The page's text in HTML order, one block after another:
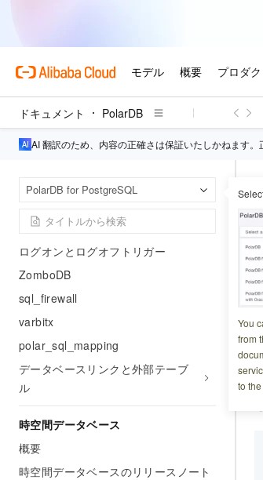
ドキュメント PolarDB
AI 翻訳のため、内容の正確さは保証いたしかねます。
PolarDB for PostgreSQL
You
from
to
polar_sql_inception (SQL 監査)
sequential_uuid (UUID 生成)
zhparser\ \(中国語の形態素解析\)
pldebugger (ストアドプロシージャの
pg_hint_plan
ログオンとログオフトリガー
ZomboDB
sql_firewall
varbitx
polar_sql_mapping
データベースリンクと外部テーブ
ル
時空間データベース
概要
時空間データベースのリリースノート